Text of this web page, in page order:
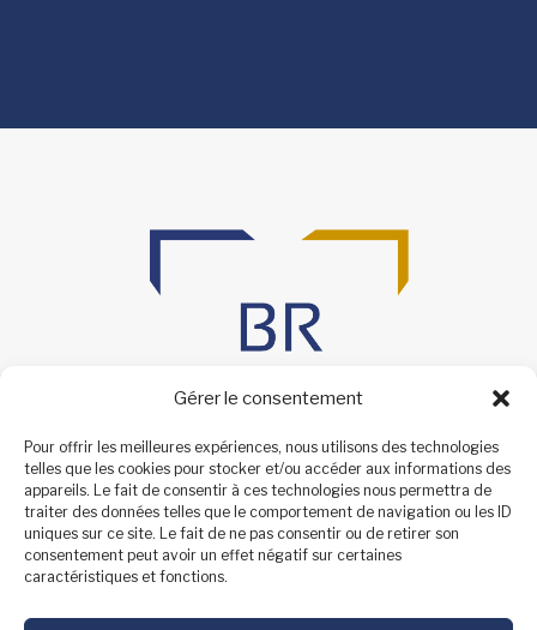
Gérer le consentement
Pour offrir les meilleures expériences, nous utilisons des technologies
telles que les cookies pour stocker et/ou accéder aux informations des
appareils. Le fait de consentir à ces technologies nous permettra de
traiter des données telles que le comportement de navigation ou les ID
uniques sur ce site. Le fait de ne pas consentir ou de retirer son
consentement peut avoir un effet négatif sur certaines
caractéristiques et fonctions.